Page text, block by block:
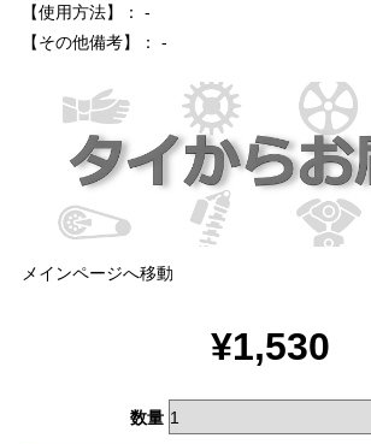
【使用方法】： -
【その他備考】： -
メインページへ移動
¥1,530
数量